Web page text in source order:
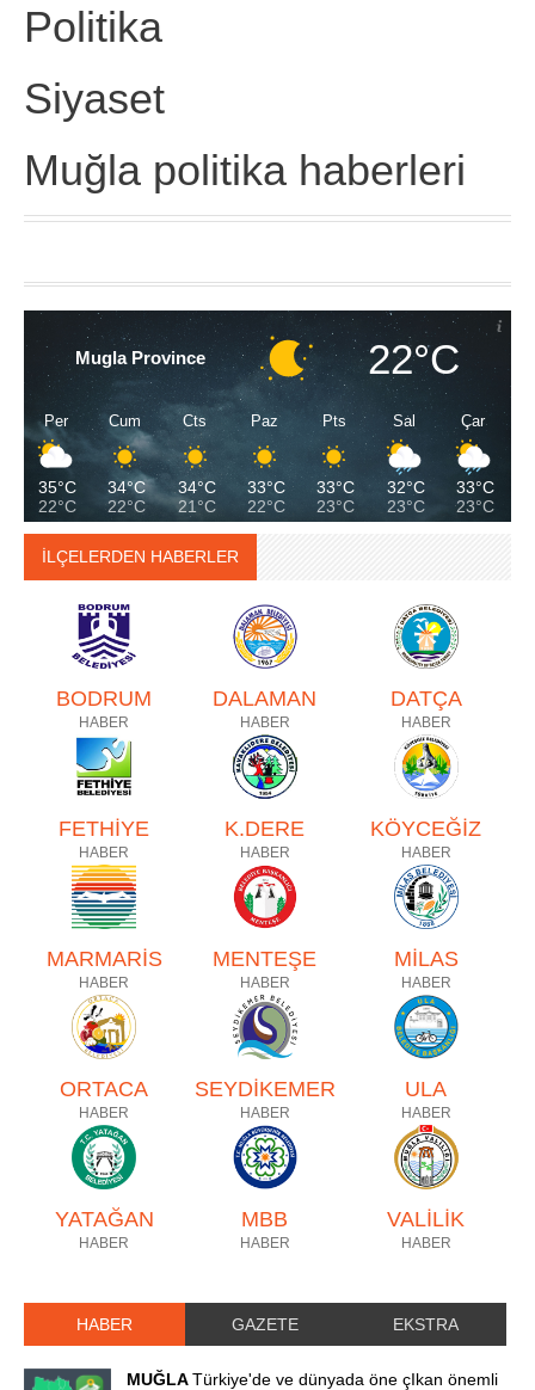
Politika
Siyaset
Muğla politika haberleri
Mugla Province 22°C
Per
35°C
22°C
Cum
34°C
22°C
Cts
34°C
21°C
Paz
33°C
22°C
Pts
33°C
23°C
Sal
32°C
23°C
Çar
33°C
23°C
İLÇELERDEN HABERLER
BODRUM
HABER
DALAMAN
HABER
DATÇA
HABER
FETHİYE
HABER
K.DERE
HABER
KÖYCEĞİZ
HABER
MARMARİS
HABER
MENTEŞE
HABER
MİLAS
HABER
ORTACA
HABER
SEYDİKEMER
HABER
ULA
HABER
YATAĞAN
HABER
MBB
HABER
VALİLİK
HABER
HABER GAZETE EKSTRA
MUĞLATürkiye'de ve dünyada öne çIkan önemli